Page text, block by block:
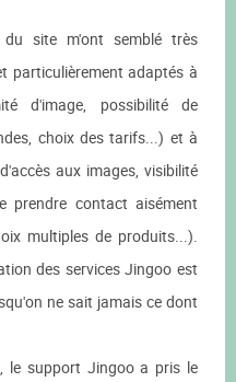
site m'ont semblé très
particulièrement adaptés à
d'image, possibilité de
choix des tarifs...) et à
aux images, visibilité
prendre contact aisément
multiples de produits...).
des services Jingoo est
ne sait jamais ce dont
le support Jingoo a pris le